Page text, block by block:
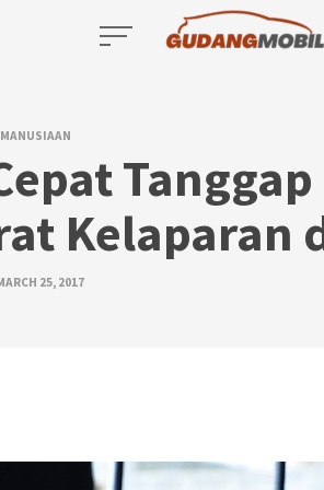
Kelaparan
25, 2017